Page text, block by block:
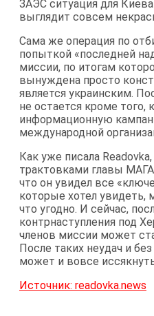
ЗАЭС ситуация для
выглядит совсем
Сама же операция по
попыткой «последней
миссии, по итогам
вынуждена просто
является украинским.
не остается кроме того,
информационную
международной
Как уже писала
трактовками главы
что он увидел все
которые хотел
что угодно. И сейчас,
контрнаступления под
членов миссии может
После таких неудач и
может и вовсе
Источник: readovka.news